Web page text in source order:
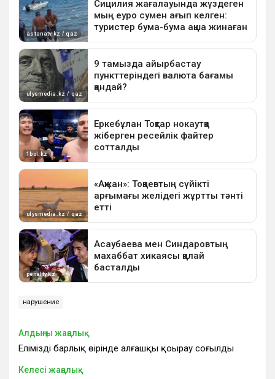
нарушение
Алдыңғы жаңалық
Еліміздің барлық өңірінде алғашқы қоңырау соғылды
Келесі жаңалық